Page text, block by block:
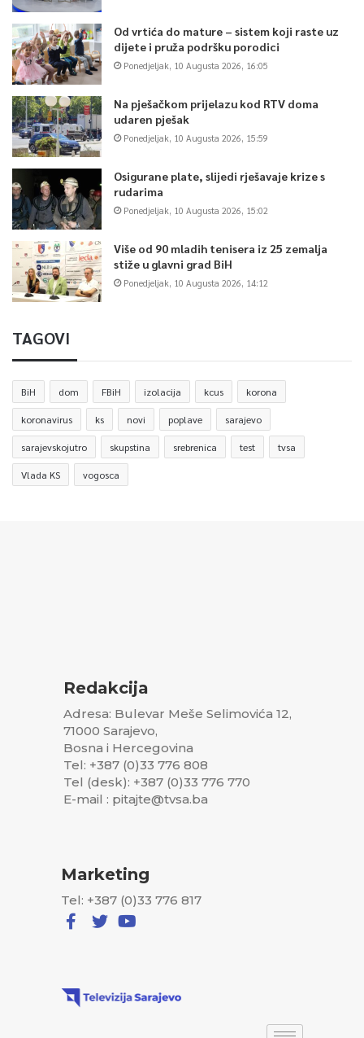
Od vrtića do mature – sistem koji raste uz
dijete i pruža podršku porodici
Ponedjeljak, 10 Augusta 2026, 16:05
Na pješačkom prijelazu kod RTV doma
udaren pješak
Ponedjeljak, 10 Augusta 2026, 15:59
Osigurane plate, slijedi rješavaje krize s
rudarima
Ponedjeljak, 10 Augusta 2026, 15:02
Više od 90 mladih tenisera iz 25 zemalja
stiže u glavni grad BiH
Ponedjeljak, 10 Augusta 2026, 14:12
TAGOVI
BiH dom FBiH izolacija kcus korona
koronavirus ks novi poplave sarajevo
sarajevskojutro skupstina srebrenica test tvsa
Vlada KS vogosca
Redakcija
Adresa: Bulevar Meše Selimovića 12,
71000 Sarajevo,
Bosna i Hercegovina
Tel: +387 (0)33 776 808
Tel (desk): +387 (0)33 776 770
E-mail : pitajte@tvsa.ba
Marketing
Tel: +387 (0)33 776 817